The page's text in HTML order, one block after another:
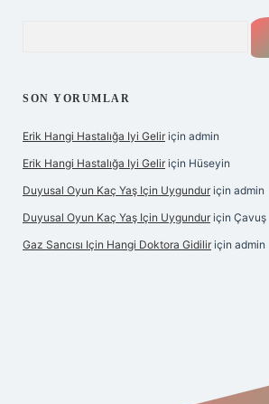
SON YORUMLAR
Erik Hangi Hastalığa Iyi Gelir için admin
Erik Hangi Hastalığa Iyi Gelir için Hüseyin
Duyusal Oyun Kaç Yaş Için Uygundur için admin
Duyusal Oyun Kaç Yaş Için Uygundur için Çavuş
Gaz Sancısı Için Hangi Doktora Gidilir için admin